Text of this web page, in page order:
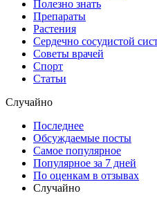
Полезно знать
Препараты
Растения
Сердечно сосудистой
Советы врачей
Спорт
Статьи
Случайно
Последнее
Обсуждаемые посты
Самое популярное
Популярное за 7 дней
По оценкам в отзывах
Случайно